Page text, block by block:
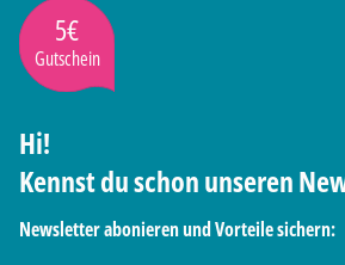
5€
Gutschein
Hi!
Kennst du schon unseren
Newsletter abonieren und Vorteile sichern: